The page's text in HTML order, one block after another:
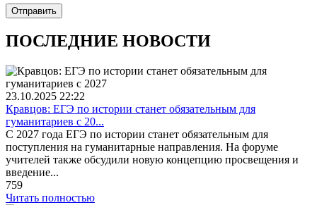
Отправить
ПОСЛЕДНИЕ НОВОСТИ
23.10.2025 22:22
Кравцов: ЕГЭ по истории станет обязательным для
гуманитариев с 20...
С 2027 года ЕГЭ по истории станет обязательным для
поступления на гуманитарные направления. На форуме
учителей также обсудили новую концепцию просвещения и
введение...
759
Читать полностью